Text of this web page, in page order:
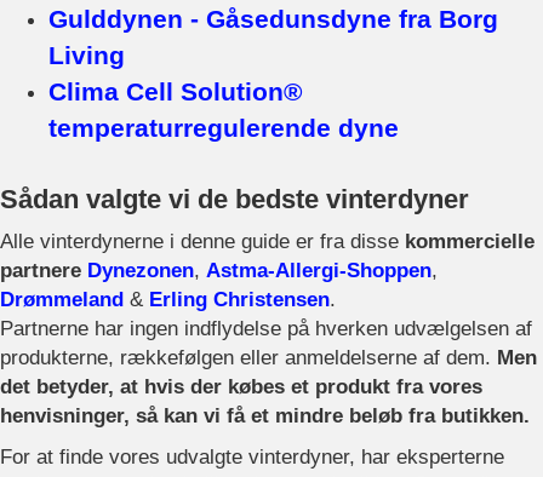
Gulddynen - Gåsedunsdyne fra Borg
Living
Clima Cell Solution®
temperaturregulerende dyne
Sådan valgte vi de bedste vinterdyner
Alle vinterdynerne i denne guide er fra disse kommercielle
partnere Dynezonen, Astma-Allergi-Shoppen,
Drømmeland & Erling Christensen.
Partnerne har ingen indflydelse på hverken udvælgelsen af
produkterne, rækkefølgen eller anmeldelserne af dem. Men
det betyder, at hvis der købes et produkt fra vores
henvisninger, så kan vi få et mindre beløb fra butikken.
For at finde vores udvalgte vinterdyner, har eksperterne